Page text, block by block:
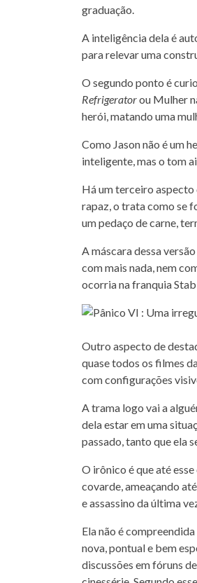
graduação.
A inteligência dela é
para relevar uma
O segundo ponto é
Refrigeratorou Mulher
herói, matando uma
Como Jason não é um
inteligente, mas o tom
Há um terceiro aspecto
rapaz, o trata como se
um pedaço de carne,
A máscara dessa
com mais nada, nem
ocorria na franquia
Outro aspecto de
quase todos os filmes
com configurações
A trama logo vai a
dela estar em uma
passado, tanto que ela
O irônico é que até
covarde, ameaçando
e assassino da última
Ela não é
nova, pontual e bem
discussões em fóruns